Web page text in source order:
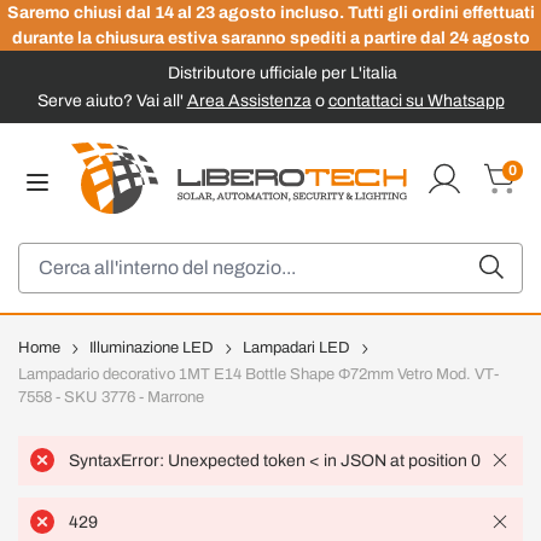
Saremo chiusi dal 14 al 23 agosto incluso. Tutti gli ordini effettuati
durante la chiusura estiva saranno spediti a partire dal 24 agosto
Distributore ufficiale per L'italia
Serve aiuto? Vai all' Area Assistenzao contattaci su Whatsapp
0
Home Illuminazione LED
Lampadari LED
Lampadario decorativo 1MT E14 Bottle Shape Ф72mm Vetro Mod. VT-
7558 - SKU 3776 - Marrone
SyntaxError: Unexpected token < in JSON at position 0
429